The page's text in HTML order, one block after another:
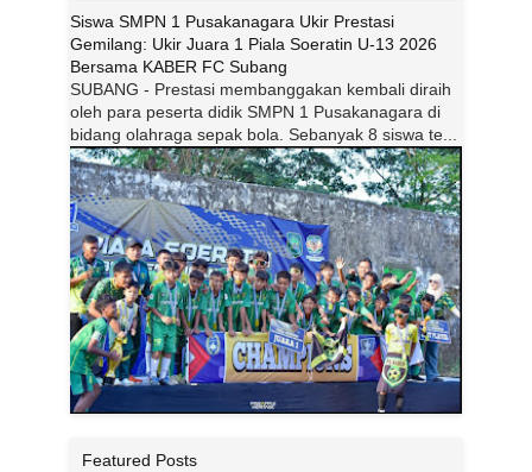
Siswa SMPN 1 Pusakanagara Ukir Prestasi
Gemilang: Ukir Juara 1 Piala Soeratin U-13 2026
Bersama KABER FC Subang
SUBANG - Prestasi membanggakan kembali diraih
oleh para peserta didik SMPN 1 Pusakanagara di
bidang olahraga sepak bola. Sebanyak 8 siswa te...
Featured Posts